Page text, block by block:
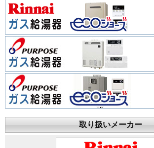
取り扱いメーカー